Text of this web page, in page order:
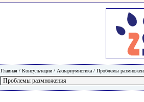
Главная / Консультации / Аквариумистика / Проблемы